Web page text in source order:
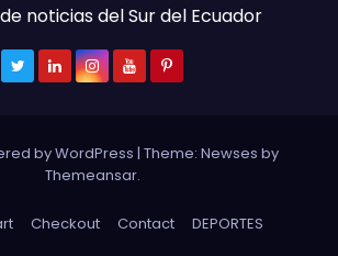
noticias del Sur del Ecuador
by WordPress | Theme: Newses by
Themeansar.
Checkout Contact
DEPORTES